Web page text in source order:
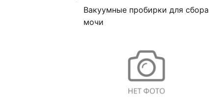
Вакуумные пробирки для сбора
мочи